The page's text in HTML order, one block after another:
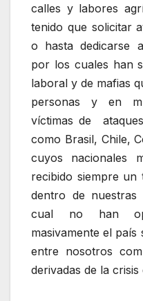
calles y labores
tenido que solicitar
o hasta dedicarse
por los cuales han
laboral y de mafias
personas y en
víctimas de
como Brasil, Chile,
cuyos nacionales
recibido siempre un
dentro de
cual no han
masivamente el
entre nosotros
derivadas de la crisis